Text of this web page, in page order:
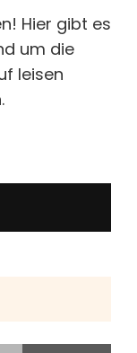
Hier gibt es
um die
leisen